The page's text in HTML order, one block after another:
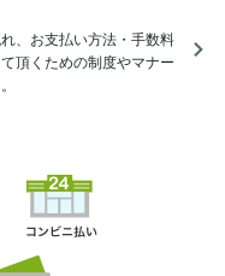
、お支払い方法・手数料
頂くための制度やマナー